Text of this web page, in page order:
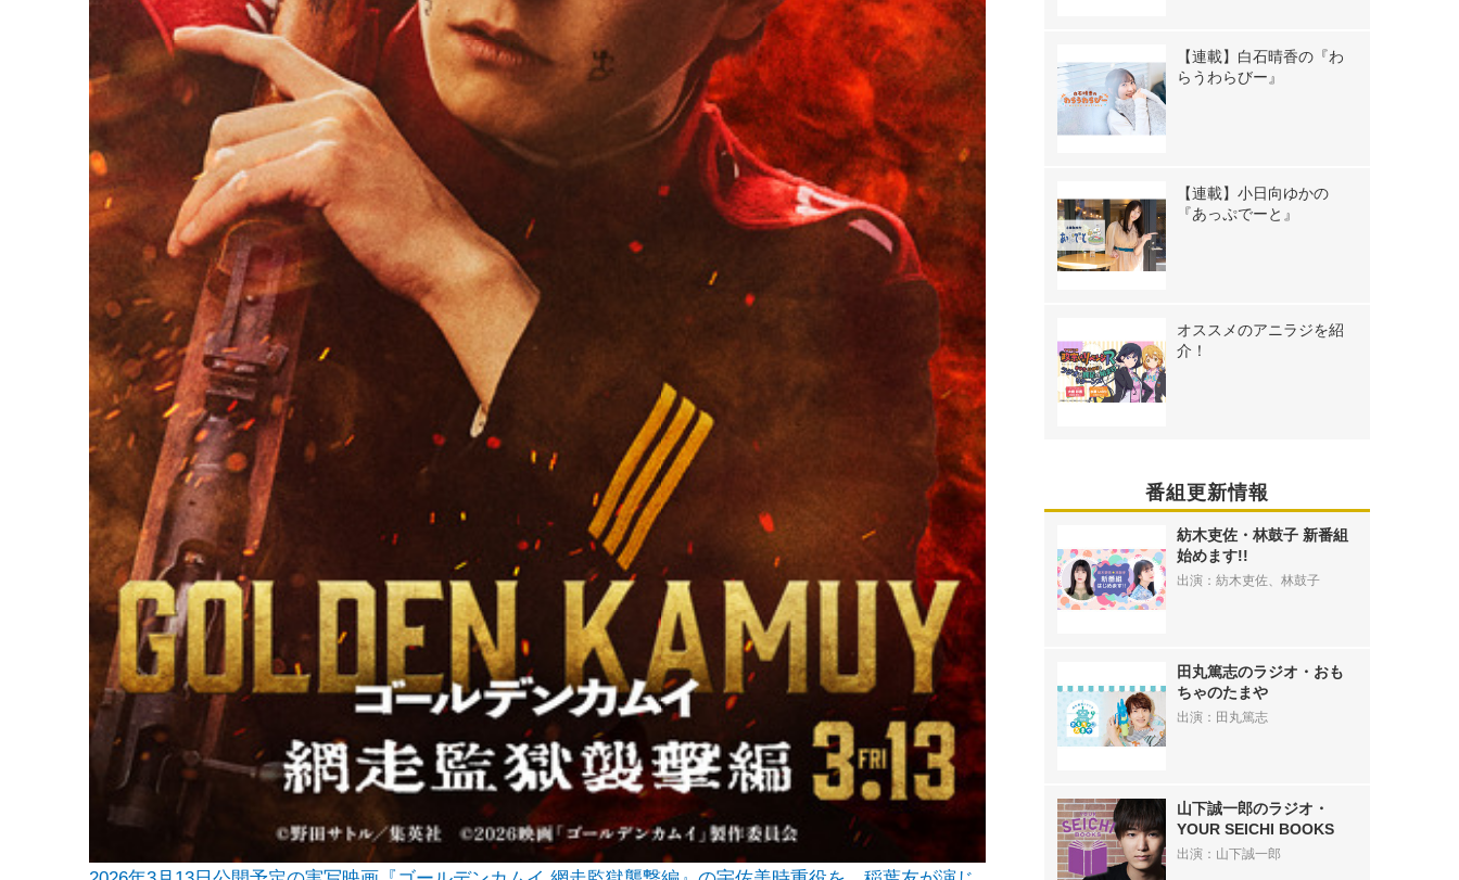
【連載】白石晴香の『わ
らうわらびー』
【連載】小日向ゆかの
『あっぷでーと』
オススメのアニラジを紹
介！
番組更新情報
紡木吏佐・林鼓子 新番組
始めます!!
出演：紡木吏佐、林鼓子
田丸篤志のラジオ・おも
ちゃのたまや
出演：田丸篤志
山下誠一郎のラジオ・
YOUR SEICHI BOOKS
出演：山下誠一郎